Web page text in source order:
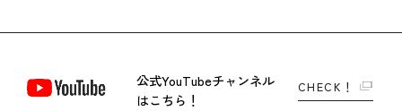
公式YouTubeチャンネル
はこちら！
CHECK！